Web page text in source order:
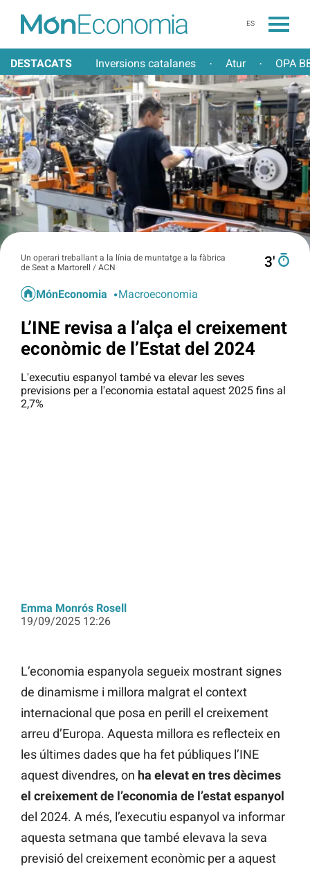
ES
DESTACATS Inversions catalanes · Atur · OPA
Un operari treballant a la línia de muntatge a la fàbrica
de Seat a Martorell / ACN
3′
MónEconomia Macroeconomia
L’INE revisa a l’alça el creixement
econòmic de l’Estat del 2024
L'executiu espanyol també va elevar les seves
previsions per a l'economia estatal aquest 2025 fins al
2,7%
Emma Monrós Rosell
19/09/2025 12:26
L’economia espanyola segueix mostrant signes
de dinamisme i millora malgrat el context
internacional que posa en perill el creixement
arreu d’Europa. Aquesta millora es reflecteix en
les últimes dades que ha fet públiques l’INE
aquest divendres, on ha elevat en tres dècimes
el creixement de l’economia de l’estat espanyol
del 2024. A més, l’executiu espanyol va informar
aquesta setmana que també elevava la seva
previsió del creixement econòmic per a aquest